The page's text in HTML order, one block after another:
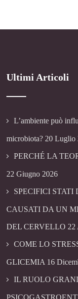
Ultimi Articoli
L’ambiente può
microbiota? 20 Luglio
PERCHÉ LA
22 Giugno 2026
SPECIFICI STATI
CAUSATI DA UN
DEL CERVELLO 22
COME LO
GLICEMIA 16
IL RUOLO